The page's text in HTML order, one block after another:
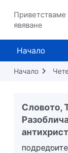
явяване
Начало
Начало
Словото,
част)
Десета
истината,
принципите
Десета
истината,